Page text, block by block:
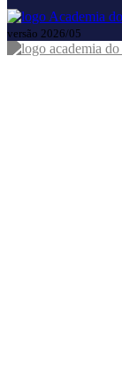
versão 2026/05